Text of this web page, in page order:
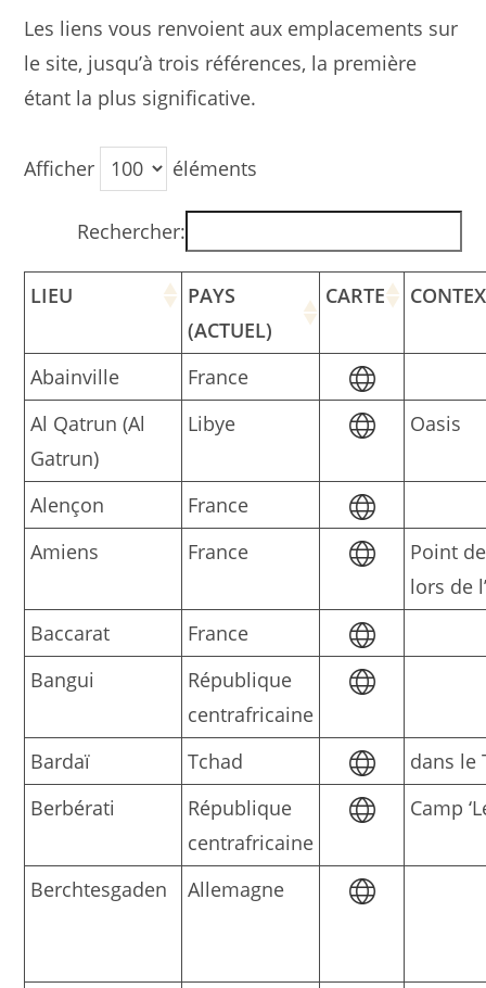
Les liens vous renvoient aux emplacements sur
le site, jusqu’à trois références, la première
étant la plus significative.
Afficher éléments
Rechercher:
LIEU
PAYS
(ACTUEL)
CARTE
Abainville
France
Al Qatrun (Al
Gatrun)
Libye Oasis
Alençon
France
Amiens
France
Point
lors de
Baccarat
France
Bangui
République
centrafricaine
Bardaï
Tchad
dans le
Berbérati
République
centrafricaine
Camp
Berchtesgaden Allemagne